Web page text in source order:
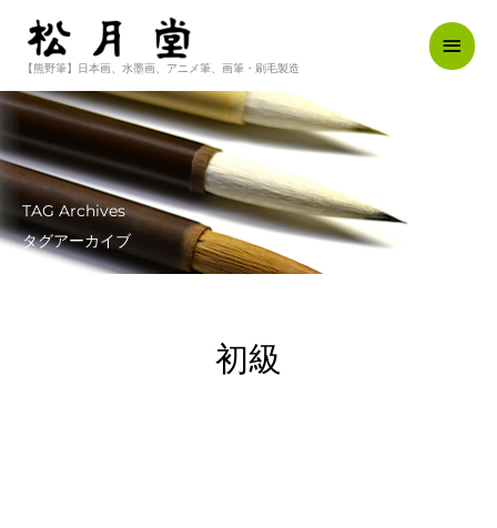
ス
キ
プ
【熊野筆】日本画、水墨画、アニメ筆、画筆・刷毛製造
メ
イ
TAG Archives
タグアーカイブ
初級